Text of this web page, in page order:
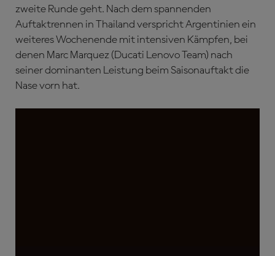
zweite Runde geht. Nach dem spannenden
Auftaktrennen in Thailand verspricht Argentinien ein
weiteres Wochenende mit intensiven Kämpfen, bei
denen Marc Marquez (Ducati Lenovo Team) nach
seiner dominanten Leistung beim Saisonauftakt die
Nase vorn hat.